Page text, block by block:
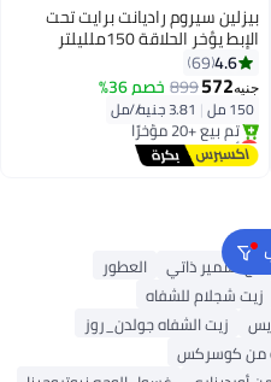
بيزلين سيروم راديانت برايت تحت
الإبط يؤخر الحلاقة 150ملليلتر
4.6
69
جنيه572
899 خصم 36%
150 مل |
أقل سعر في 30 يوم
توصيل مجاني
تم بيع +20 مؤخرًا
تسمير ذاتي
العطور
زيت شجلام للشفاه
زيت الشفاه جولدن_روز
من كوسركس